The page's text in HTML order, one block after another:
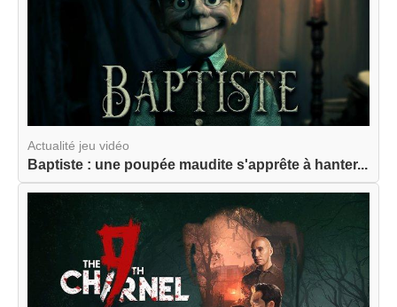
Actualité jeu vidéo
Baptiste : une poupée maudite s'apprête à hanter...